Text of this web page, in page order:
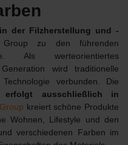
der Filzherstellung und -
zu den führenden
Als werteorientiertes
wird traditionelle
verbunden. Die
erfolgt ausschließlich in
kreiert schöne Produkte
Wohnen, Lifestyle und den
verschiedenen Farben im